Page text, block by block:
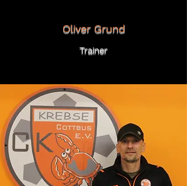
Oliver Grund
Trainer